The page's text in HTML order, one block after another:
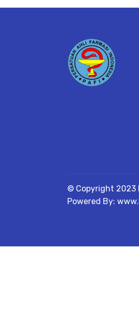
© Copyright 2023
Powered By: